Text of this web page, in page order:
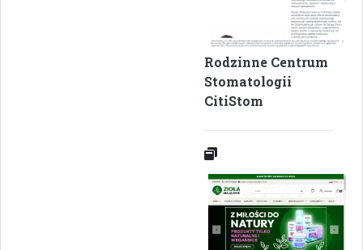
Rodzinne Centrum
Stomatologii
CitiStom